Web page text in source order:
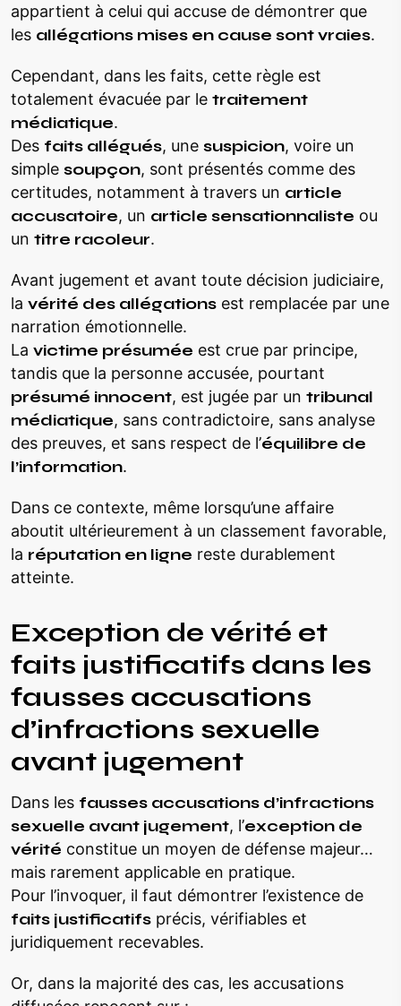
appartient à celui qui accuse de démontrer que
les allégations mises en cause sont vraies.
Cependant, dans les faits, cette règle est
totalement évacuée par le traitement
médiatique.
Des faits allégués, une suspicion, voire un
simple soupçon, sont présentés comme des
certitudes, notamment à travers un article
accusatoire, un article sensationnaliste ou
un titre racoleur.
Avant jugement et avant toute décision judiciaire,
la vérité des allégations est remplacée par une
narration émotionnelle.
La victime présumée est crue par principe,
tandis que la personne accusée, pourtant
présumé innocent, est jugée par un tribunal
médiatique, sans contradictoire, sans analyse
des preuves, et sans respect de l’équilibre de
l’information.
Dans ce contexte, même lorsqu’une affaire
aboutit ultérieurement à un classement favorable,
la réputation en ligne reste durablement
atteinte.
Exception de vérité et
faits justificatifs dans les
fausses accusations
d’infractions sexuelle
avant jugement
Dans les fausses accusations d’infractions
sexuelle avant jugement, l’exception de
vérité constitue un moyen de défense majeur…
mais rarement applicable en pratique.
Pour l’invoquer, il faut démontrer l’existence de
faits justificatifs précis, vérifiables et
juridiquement recevables.
Or, dans la majorité des cas, les accusations